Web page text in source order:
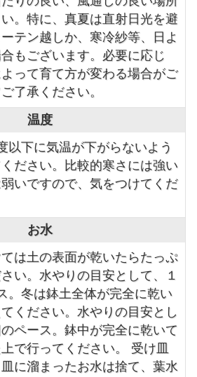
。特に、真夏は直射日光を避
テン越しか、寒冷紗等、日よ
もございます。必要に応じ
って育て方が変わる場合がご
了承ください。
温度
以下に気温が下がらないよう
ださい。比較的寒さには強い
いですので、気をつけてくだ
お水
は土の表面が乾いたらたっぷ
い。水やりの目安として、１
。冬は鉢土全体が完全に乾い
ください。水やりの目安とし
ペース。鉢中が完全に乾いて
で行ってください。 受け皿
に溜まったお水は捨て、葉水